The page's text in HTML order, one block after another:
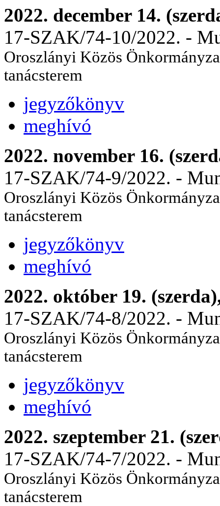
2022. december 14.
17-SZAK/74-10/2022. -
Oroszlányi Közös
tanácsterem
jegyzőkönyv
meghívó
2022. november 16.
17-SZAK/74-9/2022. -
Oroszlányi Közös
tanácsterem
jegyzőkönyv
meghívó
2022. október 19.
17-SZAK/74-8/2022. -
Oroszlányi Közös
tanácsterem
jegyzőkönyv
meghívó
2022. szeptember 21.
17-SZAK/74-7/2022. -
Oroszlányi Közös
tanácsterem